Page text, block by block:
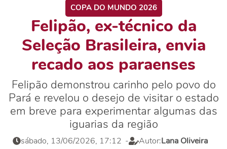
COPA DO MUNDO 2026
Felipão, ex-técnico da
Seleção Brasileira, envia
recado aos paraenses
Felipão demonstrou carinho pelo povo do
Pará e revelou o desejo de visitar o estado
em breve para experimentar algumas das
iguarias da região
sábado, 13/06/2026, 17:12 - Autor:Lana Oliveira